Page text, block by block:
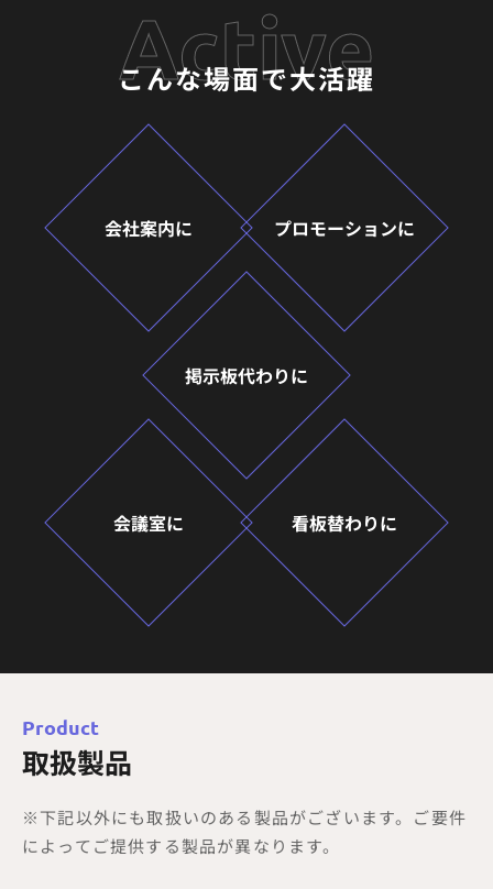
Active
こんな場面で大活躍
会社案内に プロモーションに
掲示板代わりに
会議室に 看板替わりに
Product
取扱製品
※下記以外にも取扱いのある製品がございます。ご要件
によってご提供する製品が異なります。